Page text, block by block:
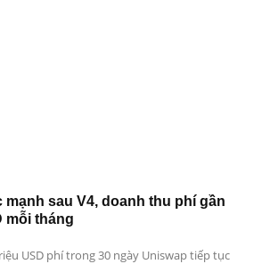
mạnh sau V4, doanh thu phí gần
mỗi tháng
USD phí trong 30 ngày Uniswap tiếp tục